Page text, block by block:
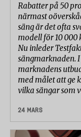
Rabatter på 50
närmast
säng är det ofta
modell för 10 000
Nu inleder
sängmarknaden.
marknadens
med målet att ge
vilka sängar som
24 MARS